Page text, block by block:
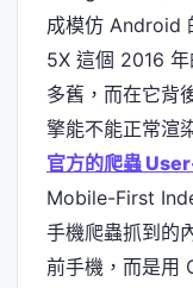
成模仿 Android
5X 這個 2016
多舊，而在它背
擎能不能正常渲
官方的爬蟲
Mobile-First
手機爬蟲抓到的
前手機，而是用